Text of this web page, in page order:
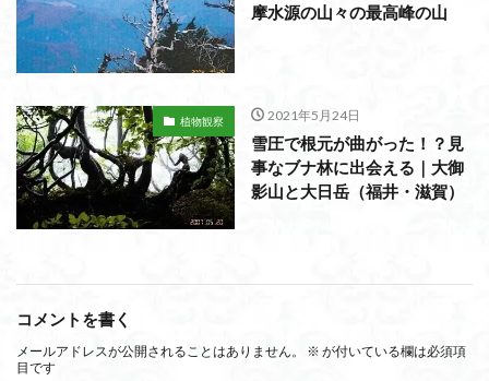
摩水源の山々の最高峰の山
植物観察 2021年5月24日
雪圧で根元が曲がった！？見
事なブナ林に出会える｜大御
影山と大日岳（福井・滋賀）
コメントを書く
メールアドレスが公開されることはありません。 ※ が付いている欄は必須項
目です